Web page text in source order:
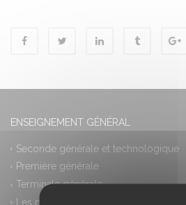
ENSEIGNEMENT GÉNÉRAL
Seconde générale et technologique
Première générale
Terminale générale
Les plus